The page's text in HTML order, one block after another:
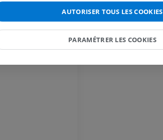
VII-IX
PREMIUM
Radiographies
AUTORISER TOUS LES COOKIES
PARAMÉTRER LES COOKIES